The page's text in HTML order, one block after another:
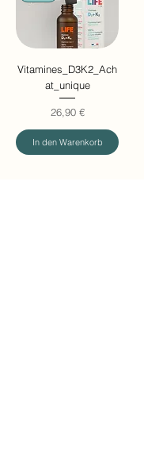
Vitamines_D3K2_Ach
at_unique
Preis
26,90 €
In den Warenkorb